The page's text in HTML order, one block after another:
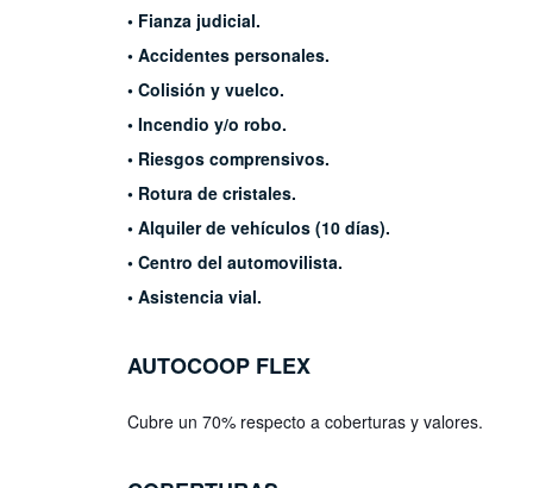
• Fianza judicial.
• Accidentes personales.
• Colisión y vuelco.
• Incendio y/o robo.
• Riesgos comprensivos.
• Rotura de cristales.
• Alquiler de vehículos (10 días).
• Centro del automovilista.
• Asistencia vial.
AUTOCOOP FLEX
Cubre un 70% respecto a coberturas y valores.